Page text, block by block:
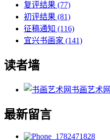
复评结果 (77)
初评结果 (81)
征稿通知 (116)
宜兴书画家 (141)
读者墙
书画艺术网
最新留言